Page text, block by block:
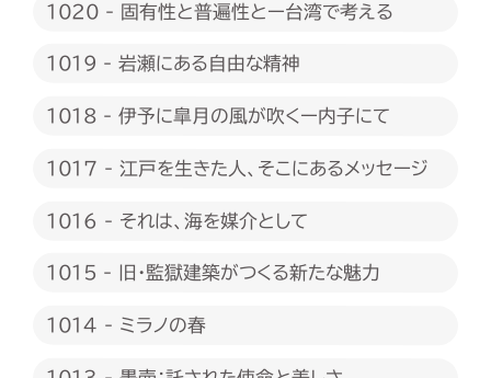
1020 - 固有性と普遍性とー台湾で考える
1019 - 岩瀬にある自由な精神
1018 - 伊予に皐月の風が吹くー内子にて
1017 - 江戸を生きた人、そこにあるメッセージ
1016 - それは、海を媒介として
1015 - 旧・監獄建築がつくる新たな魅力
1014 - ミラノの春